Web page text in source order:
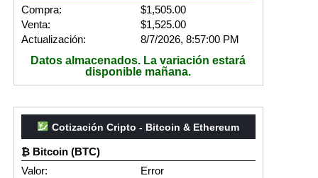
Compra:
$1,505.00
Venta:
$1,525.00
Actualización:
8/7/2026, 8:57:00 PM
Datos almacenados. La variación estará
disponible mañana.
Cotización Cripto - Bitcoin & Ethereum
₿ Bitcoin (BTC)
Valor:
Error